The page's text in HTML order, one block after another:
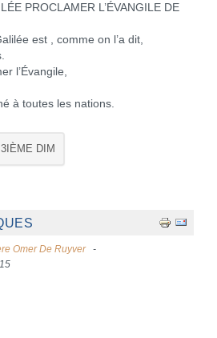
PROCLAMER L’ÉVANGILE DE
est , comme on l’a dit,
l’Évangile,
à toutes les nations.
DIM
Omer De Ruyver